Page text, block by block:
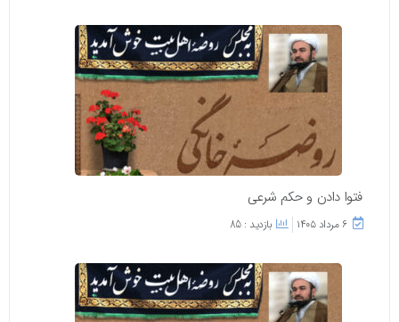
فتوا دادن و حکم شرعی
۶ مرداد ۱۴۰۵ بازدید : 85